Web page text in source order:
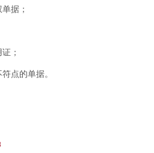
据；
；
点的单据。